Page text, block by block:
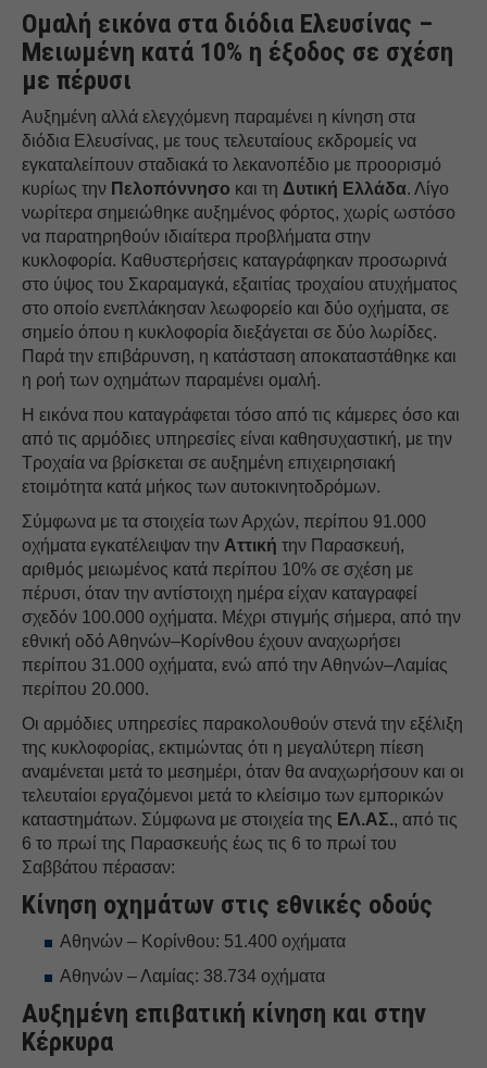
Ομαλή εικόνα στα διόδια Ελευσίνας –
Μειωμένη κατά 10% η έξοδος σε σχέση
με πέρυσι
Αυξημένη αλλά ελεγχόμενη παραμένει η κίνηση στα
διόδια Ελευσίνας, με τους τελευταίους εκδρομείς να
εγκαταλείπουν σταδιακά το λεκανοπέδιο με προορισμό
κυρίως την Πελοπόννησο και τη Δυτική Ελλάδα. Λίγο
νωρίτερα σημειώθηκε αυξημένος φόρτος, χωρίς ωστόσο
να παρατηρηθούν ιδιαίτερα προβλήματα στην
κυκλοφορία. Καθυστερήσεις καταγράφηκαν προσωρινά
στο ύψος του Σκαραμαγκά, εξαιτίας τροχαίου ατυχήματος
στο οποίο ενεπλάκησαν λεωφορείο και δύο οχήματα, σε
σημείο όπου η κυκλοφορία διεξάγεται σε δύο λωρίδες.
Παρά την επιβάρυνση, η κατάσταση αποκαταστάθηκε και
η ροή των οχημάτων παραμένει ομαλή.
Η εικόνα που καταγράφεται τόσο από τις κάμερες όσο και
από τις αρμόδιες υπηρεσίες είναι καθησυχαστική, με την
Τροχαία να βρίσκεται σε αυξημένη επιχειρησιακή
ετοιμότητα κατά μήκος των αυτοκινητοδρόμων.
Σύμφωνα με τα στοιχεία των Αρχών, περίπου 91.000
οχήματα εγκατέλειψαν την Αττική την Παρασκευή,
αριθμός μειωμένος κατά περίπου 10% σε σχέση με
πέρυσι, όταν την αντίστοιχη ημέρα είχαν καταγραφεί
σχεδόν 100.000 οχήματα. Μέχρι στιγμής σήμερα, από την
εθνική οδό Αθηνών–Κορίνθου έχουν αναχωρήσει
περίπου 31.000 οχήματα, ενώ από την Αθηνών–Λαμίας
περίπου 20.000.
Οι αρμόδιες υπηρεσίες παρακολουθούν στενά την εξέλιξη
της κυκλοφορίας, εκτιμώντας ότι η μεγαλύτερη πίεση
αναμένεται μετά το μεσημέρι, όταν θα αναχωρήσουν και οι
τελευταίοι εργαζόμενοι μετά το κλείσιμο των εμπορικών
καταστημάτων. Σύμφωνα με στοιχεία της ΕΛ.ΑΣ., από τις
6 το πρωί της Παρασκευής έως τις 6 το πρωί του
Σαββάτου πέρασαν:
Κίνηση οχημάτων στις εθνικές οδούς
Αθηνών – Κορίνθου: 51.400 οχήματα
Αθηνών – Λαμίας: 38.734 οχήματα
Αυξημένη επιβατική κίνηση και στην
Κέρκυρα